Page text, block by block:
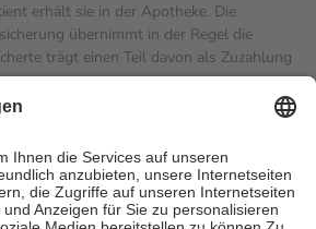
erhält sie in der Apotheke. Die
übernimmt in der Regel die
trägt einen Teil davon als Zuzahlung
Zuzahlungen in Höhe von zehn
Es sind jedoch nie mehr als die
Leistung zu entrichten.
auch für Online-Apotheken.
Krankenpflege beträgt die